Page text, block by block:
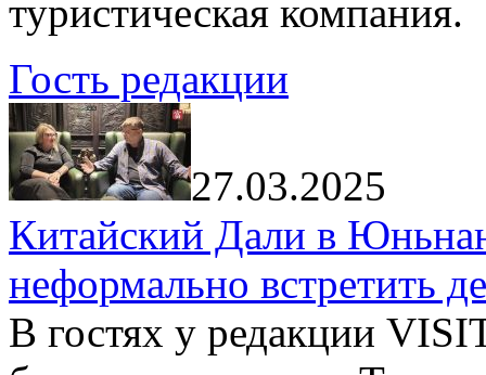
туристическая компания.
Гость редакции
27.03.2025
Китайский Дали в
неформально встретить
В гостях у редакции